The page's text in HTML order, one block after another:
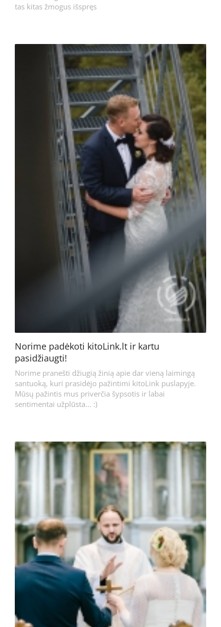
tas kitas žmogus išspręs
Norime padėkoti kitoLink.lt ir kartu
pasidžiaugti!
Norime pranešti džiugią žinią apie dar vieną laimingą
santuoką, kuri prasidėjo pažintimi kitoLink puslapyje.
Mūsų pažintis mus priverčia šypsotis ir labai
sentimentai užplūsta... :)